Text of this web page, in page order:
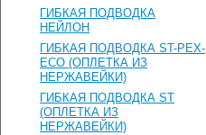
ГИБКАЯ ПОДВОДКА
НЕЙЛОН
ГИБКАЯ ПОДВОДКА ST-PEX-
ECO (ОПЛЕТКА ИЗ
НЕРЖАВЕЙКИ)
ГИБКАЯ ПОДВОДКА ST
(ОПЛЕТКА ИЗ
НЕРЖАВЕЙКИ)